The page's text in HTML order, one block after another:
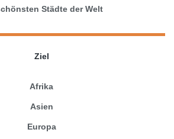
Städte der Welt
Ziel
Afrika
Asien
Europa